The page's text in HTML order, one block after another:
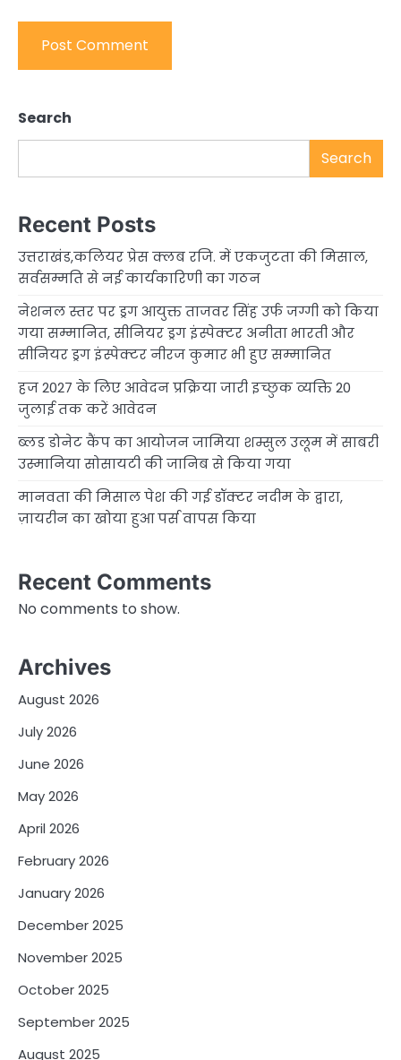
Search
Search
Recent Posts
उत्तराखंड,कलियर प्रेस क्लब रजि. में एकजुटता की मिसाल,
सर्वसम्मति से नई कार्यकारिणी का गठन
नेशनल स्तर पर ड्रग आयुक्त ताजवर सिंह उर्फ जग्गी को किया
गया सम्मानित, सीनियर ड्रग इंस्पेक्टर अनीता भारती और
सीनियर ड्रग इंस्पेक्टर नीरज कुमार भी हुए सम्मानित
हज 2027 के लिए आवेदन प्रक्रिया जारी इच्छुक व्यक्ति 20
जुलाई तक करें आवेदन
ब्लड डोनेट कैंप का आयोजन जामिया शम्सुल उलूम में साबरी
उस्मानिया सोसायटी की जानिब से किया गया
मानवता की मिसाल पेश की गई डॉक्टर नदीम के द्वारा,
ज़ायरीन का खोया हुआ पर्स वापस किया
Recent Comments
No comments to show.
Archives
August 2026
July 2026
June 2026
May 2026
April 2026
February 2026
January 2026
December 2025
November 2025
October 2025
September 2025
August 2025